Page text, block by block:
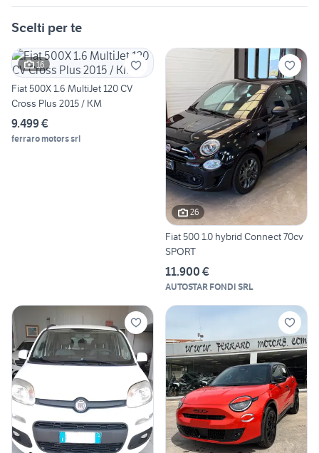
Scelti per te
16
Fiat 500X 1.6 MultiJet 120 CV
Cross Plus 2015 / KM
9.499 €
ferraro motors srl
26
Fiat 500 1.0 hybrid Connect 70cv
SPORT
11.900 €
AUTOSTAR FONDI SRL